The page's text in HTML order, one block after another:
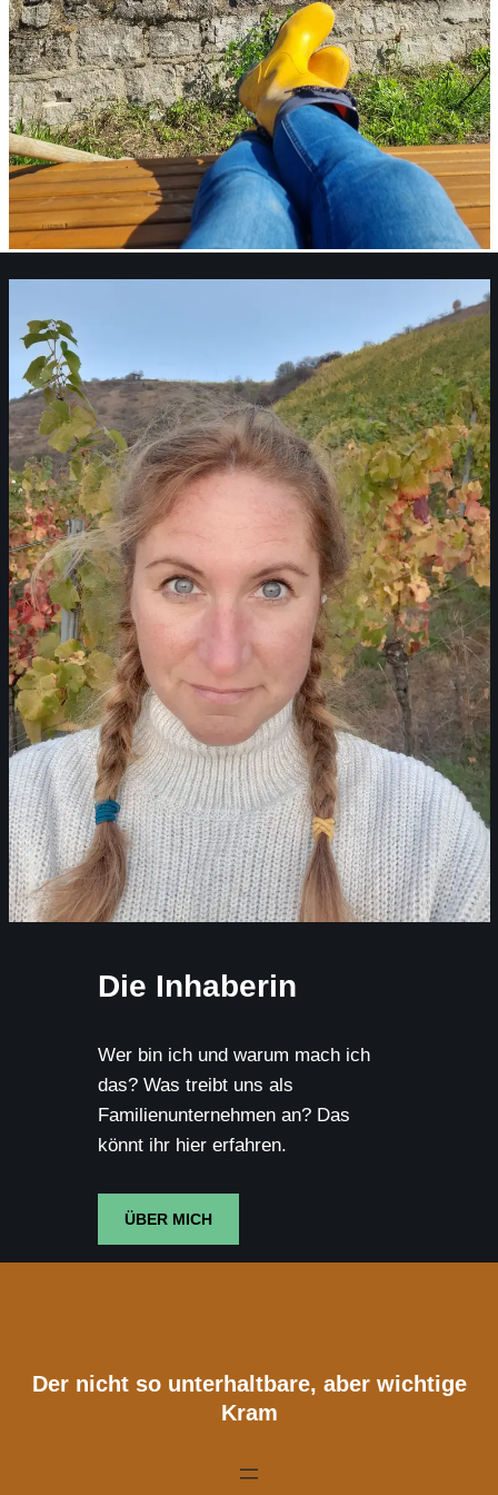
Die Inhaberin
Wer bin ich und warum mach ich
das? Was treibt uns als
Familienunternehmen an? Das
könnt ihr hier erfahren.
ÜBER MICH
Der nicht so unterhaltbare, aber wichtige
Kram